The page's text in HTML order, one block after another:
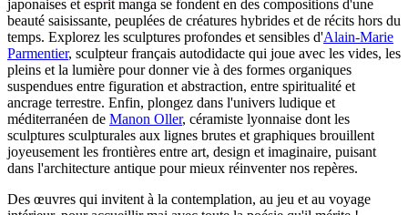
japonaises et esprit manga se fondent en des compositions d'une
beauté saisissante, peuplées de créatures hybrides et de récits hors du
temps. Explorez les sculptures profondes et sensibles d'Alain-Marie
Parmentier, sculpteur français autodidacte qui joue avec les vides, les
pleins et la lumière pour donner vie à des formes organiques
suspendues entre figuration et abstraction, entre spiritualité et
ancrage terrestre. Enfin, plongez dans l'univers ludique et
méditerranéen de Manon Oller, céramiste lyonnaise dont les
sculptures sculpturales aux lignes brutes et graphiques brouillent
joyeusement les frontières entre art, design et imaginaire, puisant
dans l'architecture antique pour mieux réinventer nos repères.
Des œuvres qui invitent à la contemplation, au jeu et au voyage